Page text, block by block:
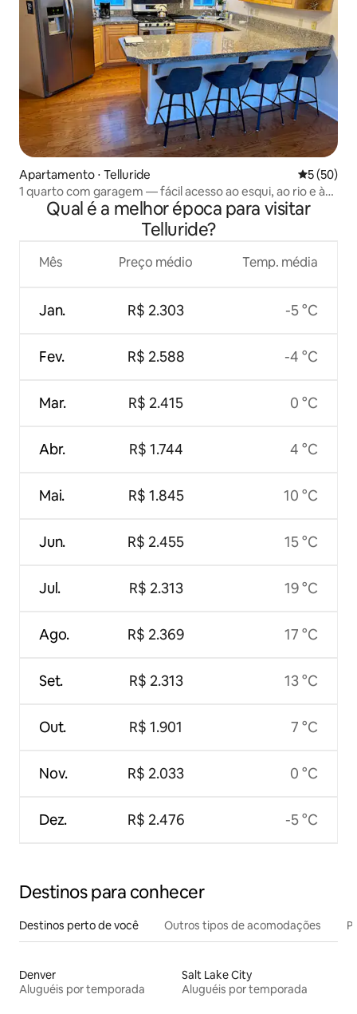
Apartamento ⋅ Telluride 5 de uma
5 (50)
1 quarto com garagem — fácil acesso ao esqui, ao rio e à
cidadeQual é a melhor época para visitar
Telluride?
Mês
Jan.
Fev.
Mar.
Abr.
Mai.
Jun.
Jul.
Ago.
Set.
Out.
Nov.
Dez.
Preço médio
R$ 2.303
R$ 2.588
R$ 2.415
R$ 1.744
R$ 1.845
R$ 2.455
R$ 2.313
R$ 2.369
R$ 2.313
R$ 1.901
R$ 2.033
R$ 2.476
Temp. média
-5 °C
-4 °C
0 °C
4 °C
10 °C
15 °C
19 °C
17 °C
13 °C
7 °C
0 °C
-5 °C
Destinos para conhecer
Destinos perto de você Outros tipos de acomodações
Denver
Aluguéis por temporada
Salt Lake City
Aluguéis por temporada